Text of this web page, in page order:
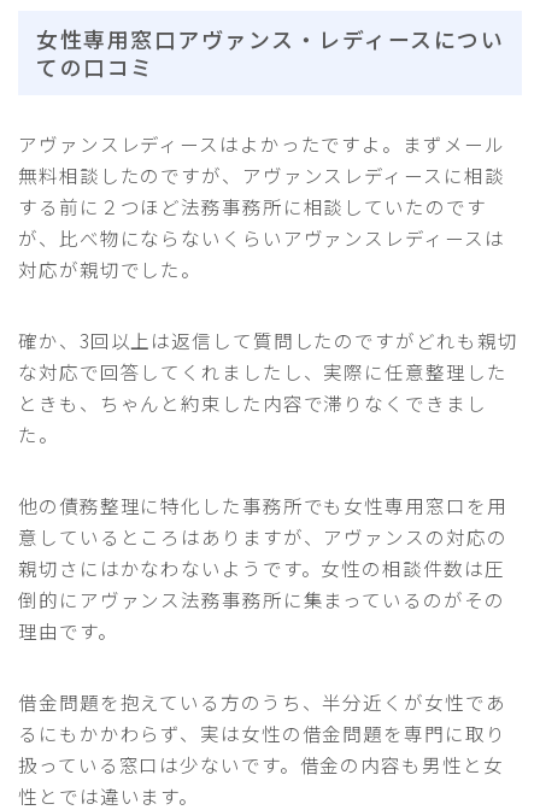
女性専用窓口アヴァンス・レディースについ
ての口コミ
アヴァンスレディースはよかったですよ。まずメール
無料相談したのですが、アヴァンスレディースに相談
する前に２つほど法務事務所に相談していたのです
が、比べ物にならないくらいアヴァンスレディースは
対応が親切でした。
確か、3回以上は返信して質問したのですがどれも親切
な対応で回答してくれましたし、実際に任意整理した
ときも、ちゃんと約束した内容で滞りなくできまし
た。
他の債務整理に特化した事務所でも女性専用窓口を用
意しているところはありますが、アヴァンスの対応の
親切さにはかなわないようです。女性の相談件数は圧
倒的にアヴァンス法務事務所に集まっているのがその
理由です。
借金問題を抱えている方のうち、半分近くが女性であ
るにもかかわらず、実は女性の借金問題を専門に取り
扱っている窓口は少ないです。借金の内容も男性と女
性とでは違います。